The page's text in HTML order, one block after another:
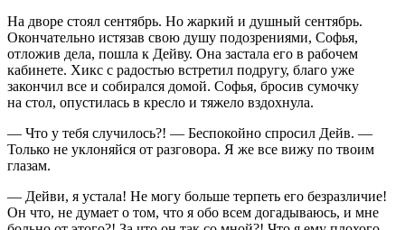
На дворе стоял сентябрь. Но жаркий и душный сентябрь.
Окончательно истязав свою душу подозрениями, Софья,
отложив дела, пошла к Дейву. Она застала его в рабочем
кабинете. Хикс с радостью встретил подругу, благо уже
закончил все и собирался домой. Софья, бросив сумочку
на стол, опустилась в кресло и тяжело вздохнула.
— Что у тебя случилось?! — Беспокойно спросил Дейв. —
Только не уклоняйся от разговора. Я же все вижу по твоим
глазам.
— Дейви, я устала! Не могу больше терпеть его безразличие!
Он что, не думает о том, что я обо всем догадываюсь, и мне